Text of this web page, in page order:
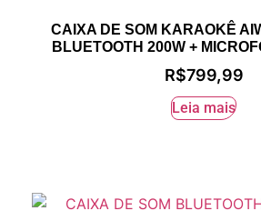
CAIXA DE SOM KARAOKÊ
BLUETOOTH 200W +
R$799,99
Leia mais